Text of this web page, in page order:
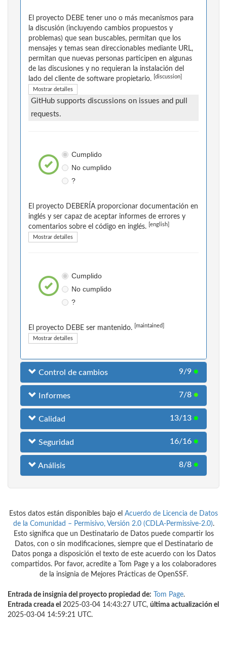
El proyecto DEBE tener uno o más mecanismos para
la discusión (incluyendo cambios propuestos y
problemas) que sean buscables, permitan que los
mensajes y temas sean direccionables mediante URL,
permitan que nuevas personas participen en algunas
de las discusiones y no requieran la instalación del
lado del cliente de software propietario.
[discussion]
Mostrar detalles
GitHub supports discussions on issues and pull
requests.
Cumplido
No cumplido
?
El proyecto DEBERÍA proporcionar documentación en
inglés y ser capaz de aceptar informes de errores y
comentarios sobre el código en inglés.
[english]
Mostrar detalles
Cumplido
No cumplido
?
El proyecto DEBE ser mantenido. [maintained]
Mostrar detalles
Control de cambios 9/9 ●
Informes 7/8 ●
Calidad 13/13 ●
Seguridad 16/16 ●
Análisis 8/8 ●
Estos datos están disponibles bajo el Acuerdo de Licencia de Datos
de la Comunidad – Permisivo, Versión 2.0 (CDLA-Permissive-2.0).
Esto significa que un Destinatario de Datos puede compartir los
Datos, con o sin modificaciones, siempre que el Destinatario de
Datos ponga a disposición el texto de este acuerdo con los Datos
compartidos. Por favor, acredite a Tom Page y a los colaboradores
de la insignia de Mejores Prácticas de OpenSSF.
Entrada de insignia del proyecto propiedad de: Tom Page.
Entrada creada el 2025-03-04 14:43:27 UTC, última actualización el
2025-03-04 14:59:21 UTC.